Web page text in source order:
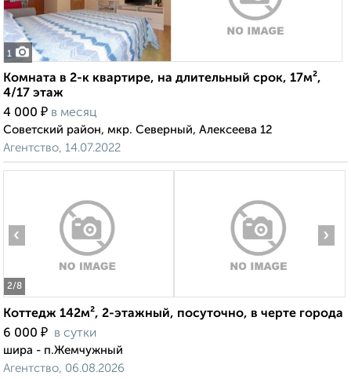
1
Комната в 2-к квартире, на длительный срок, 17м²,
4/17 этаж
4 000 ₽ в месяц
Советский район, мкр. Северный, Алексеева 12
Агентство, 14.07.2022
2/8
‹ ›
Коттедж 142м², 2-этажный, посуточно, в черте города
6 000 ₽ в сутки
шира - п.Жемчужный
Агентство, 06.08.2026